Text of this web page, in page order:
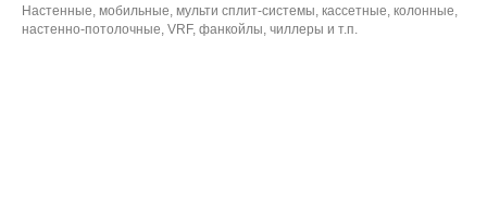
Настенные, мобильные, мульти сплит-системы, кассетные, колонные,
настенно-потолочные, VRF, фанкойлы, чиллеры и т.п.